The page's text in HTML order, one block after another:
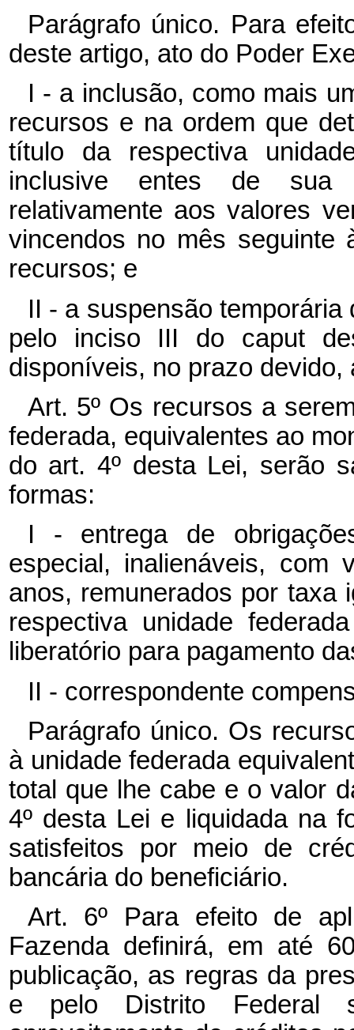
Parágrafo único. Para
deste artigo, ato do Poder
I - a inclusão, como mais
recursos e na ordem que
título da respectiva
inclusive entes de sua
relativamente aos valores
vincendos no mês seguinte
recursos; e
II - a suspensão
pelo inciso III do caput
disponíveis, no prazo
Art. 5º Os recursos a
federada, equivalentes ao
do art. 4º desta Lei, serão
formas:
I - entrega de
especial, inalienáveis, com
anos, remunerados por taxa
respectiva unidade
liberatório para pagamento
II - correspondente
Parágrafo único. Os
à unidade federada
total que lhe cabe e o valor
4º desta Lei e liquidada na
satisfeitos por meio de
bancária do beneficiário.
Art. 6º Para efeito de
Fazenda definirá, em até
publicação, as regras da
e pelo Distrito Federal